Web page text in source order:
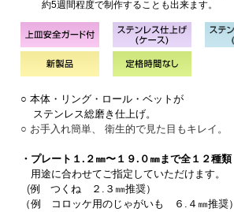
約5週間程度で制作することも出来ます。
○ 本体・リング・ロール・ベットが
ステンレス総磨き仕上げ。
○ お手入れ簡単、
衛生的で見た目もキレイ。
・プレート１.２㎜〜１９.０㎜まで全１２種類
用途に合わせてご指定していただけます。
(例 つくね ２.３㎜推奨）
（例 コロッケ用のじゃがいも ６.４㎜推奨）